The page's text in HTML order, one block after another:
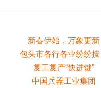
新春伊始，万象更新
包头市各行各业纷纷
复工复产“快进键”
中国兵器工业集团